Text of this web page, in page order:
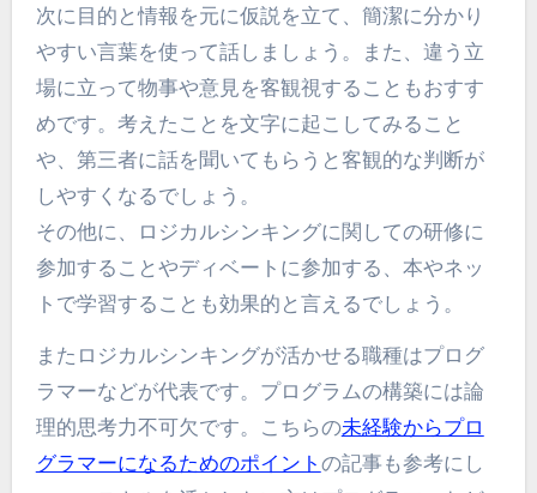
次に目的と情報を元に仮説を立て、簡潔に分かり
やすい言葉を使って話しましょう。また、違う立
場に立って物事や意見を客観視することもおすす
めです。考えたことを文字に起こしてみること
や、第三者に話を聞いてもらうと客観的な判断が
しやすくなるでしょう。
その他に、ロジカルシンキングに関しての研修に
参加することやディベートに参加する、本やネッ
トで学習することも効果的と言えるでしょう。
またロジカルシンキングが活かせる職種はプログ
ラマーなどが代表です。プログラムの構築には論
理的思考力不可欠です。こちらの未経験からプロ
グラマーになるためのポイント の記事も参考にし